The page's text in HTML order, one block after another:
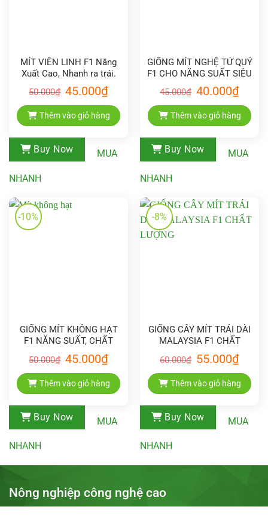
MÍT VIÊN LINH F1 Năng
Xuất Cao, Nhanh ra trái.
50.000₫
Giá
gốc
là:
50.000₫.
45.000₫Giá
hiện
tại
là:
45.000₫.
Thêm vào giỏ hàng
Buy Now MUA
NHANH
GIỐNG MÍT NGHỆ TỨ QUÝ
F1 CHO NĂNG SUẤT SIÊU
CAO
45.000₫
Giá
gốc
là:
45.000₫.
40.000₫Giá
hiện
tại
là:
Thêm vào giỏ hàng
Buy Now MUA
NHANH
-10%
GIỐNG MÍT KHÔNG HẠT
F1 NĂNG SUẤT, CHẤT
LƯỢNG CAO
50.000₫
Giá
gốc
là:
50.000₫.
45.000₫Giá
hiện
tại
45.000₫.
Thêm vào giỏ hàng
Buy Now MUA
NHANH
-8%
GIỐNG CÂY MÍT TRÁI DÀI
MALAYSIA F1 CHẤT
LƯỢNG
60.000₫
Giá
gốc
là:
60.000₫.
55.000₫Giá
hiện
tại
Thêm vào giỏ hàng
Buy Now MUA
NHANH
Nông nghiệp công nghệ cao